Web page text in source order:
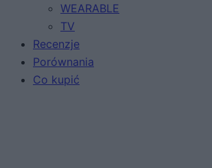
WEARABLE
TV
Recenzje
Porównania
Co kupić